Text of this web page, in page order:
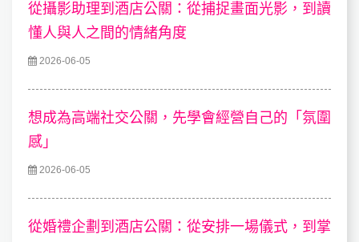
從攝影助理到酒店公關：從捕捉畫面光影，到讀
懂人與人之間的情緒角度
2026-06-05
想成為高端社交公關，先學會經營自己的「氛圍
感」
2026-06-05
從婚禮企劃到酒店公關：從安排一場儀式，到掌